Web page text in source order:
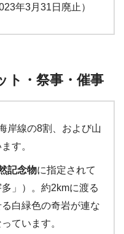
年3月31日廃止）
ト・祭事・催事
岸線の8割、および山
す。
記念物に指定されて
」）。約2kmに渡る
白緑色の奇岩が連な
ています。